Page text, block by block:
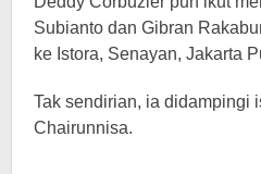
Subianto dan Gibran
ke Istora, Senayan, Jakarta
Tak sendirian, ia didampingi
Chairunnisa.